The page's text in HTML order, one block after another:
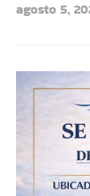
agosto 5,